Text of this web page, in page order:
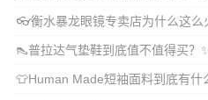
👓衡水暴龙眼镜专卖店为什么这么
👠普拉达气垫鞋到底值不值得买？
👕Human Made短袖面料到底有什